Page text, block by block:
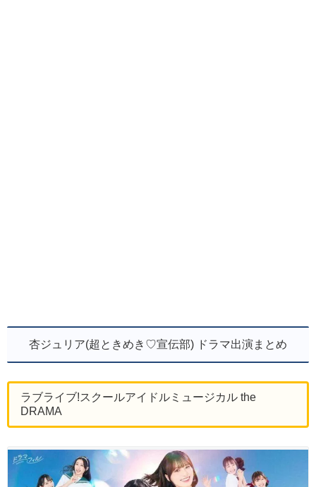
杏ジュリア(超ときめき♡宣伝部) ドラマ出演まとめ
ラブライブ!スクールアイドルミュージカル the
DRAMA